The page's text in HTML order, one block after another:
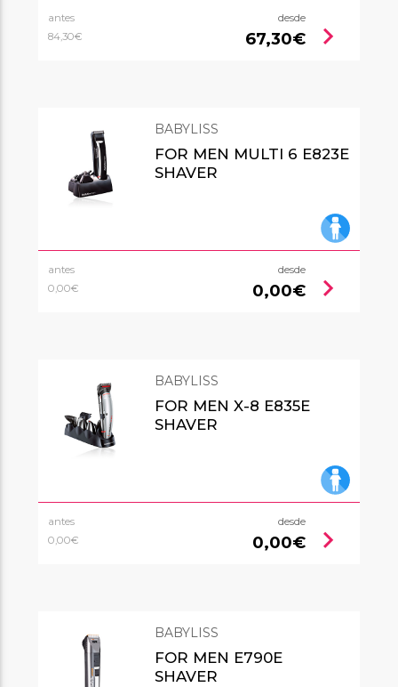
antes
84,30€
desde
67,30€ chevron_right
BABYLISS
FOR MEN MULTI 6 E823E
SHAVER
antes
0,00€
desde
0,00€ chevron_right
BABYLISS
FOR MEN X-8 E835E
SHAVER
antes
0,00€
desde
0,00€ chevron_right
BABYLISS
FOR MEN E790E
SHAVER